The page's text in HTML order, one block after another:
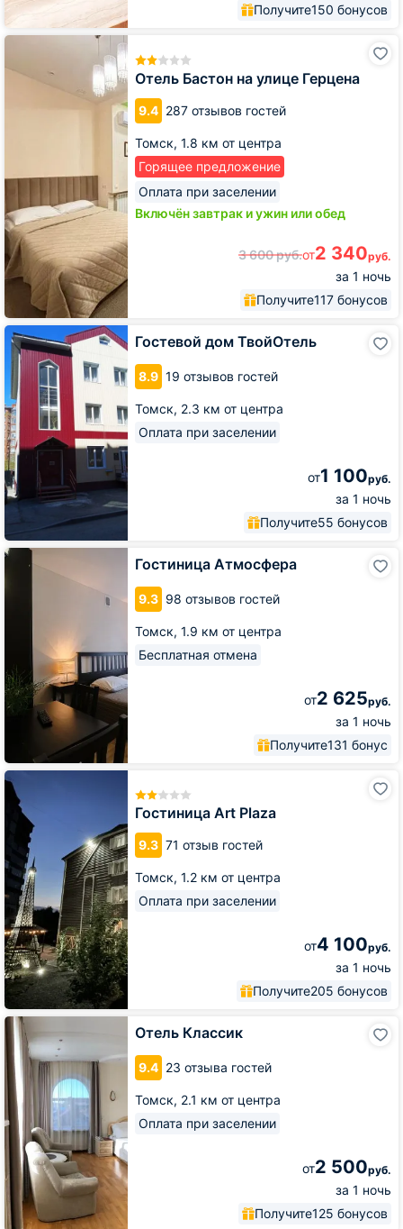
Получите150 бонусов
Отель Бастон на улице Герцена
9.4 287 отзывов гостей
Томск, 1.8 км от центра
Горящее предложение
Оплата при заселении
Включён завтрак и ужин или обед
3 600руб.от2 340руб.
за 1 ночь
Получите117 бонусов
Отель
на
Гостевой дом ТвойОтель
8.9 19 отзывов гостей
Томск, 2.3 км от центра
Оплата при заселении
от1 100руб.
за 1 ночь
Получите55 бонусов
Гостевой
дом
ТвойОтель
Гостиница Атмосфера
9.3 98 отзывов гостей
Томск, 1.9 км от центра
Бесплатная отмена
от2 625руб.
за 1 ночь
Получите131 бонус
Гостиница
Атмосфера
Гостиница Art Plaza
9.3 71 отзыв гостей
Томск, 1.2 км от центра
Оплата при заселении
от4 100руб.
за 1 ночь
Получите205 бонусов
Гостиница
Art
Plaza
Отель Классик
9.4 23 отзыва гостей
Томск, 2.1 км от центра
Оплата при заселении
от2 500руб.
за 1 ночь
Получите125 бонусов
Отель
Классик